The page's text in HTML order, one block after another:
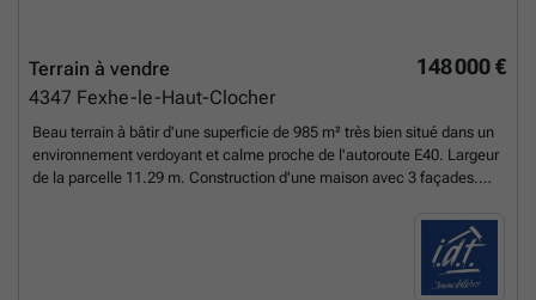
148 000 €
Terrain à vendre
4347 Fexhe-le-Haut-Clocher
Beau terrain à bâtir d'une superficie de 985 m² très bien situé dans un
environnement verdoyant et calme proche de l'autoroute E40. Largeur
de la parcelle 11.29 m. Construction d'une maison avec 3 façades.